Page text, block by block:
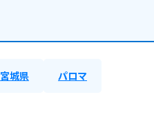
宮城県 パロマ